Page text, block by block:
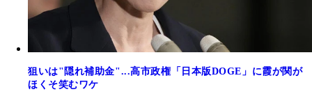
狙いは"隠れ補助金"...高市政権「日本版DOGE」に霞が関が
ほくそ笑むワケ